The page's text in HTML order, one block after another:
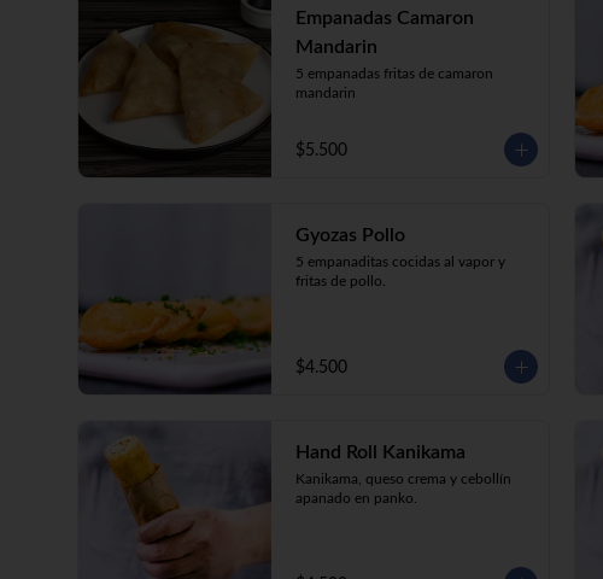
Empanadas Camaron
Mandarin
5 empanadas fritas de camaron
mandarin
$5.500
Gyozas Pollo
5 empanaditas cocidas al vapor y
fritas de pollo.
$4.500
Hand Roll Kanikama
Kanikama, queso crema y cebollín
apanado en panko.